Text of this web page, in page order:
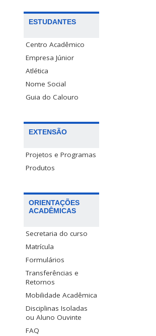
ESTUDANTES
Centro Acadêmico
Empresa Júnior
Atlética
Nome Social
Guia do Calouro
EXTENSÃO
Projetos e Programas
Produtos
ORIENTAÇÕES
ACADÊMICAS
Secretaria do curso
Matrícula
Formulários
Transferências e
Retornos
Mobilidade Acadêmica
Disciplinas Isoladas
ou Aluno Ouvinte
FAQ